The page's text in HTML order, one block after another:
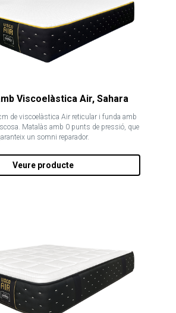
Viscoelàstica Air, Sahara
de viscoelàstica Air reticular i funda amb
Matalàs amb 0 punts de pressió, que
un somni reparador.
Veure producte